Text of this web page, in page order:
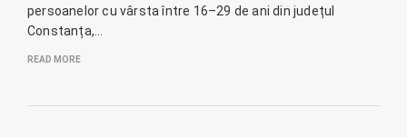
persoanelor cu vârsta între 16–29 de ani din județul
Constanța,…
READ MORE